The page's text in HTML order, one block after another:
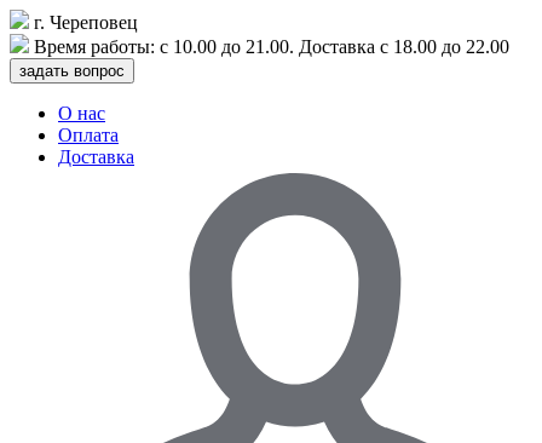
г. Череповец
Время работы: с 10.00 до 21.00. Доставка с 18.00 до 22.00
задать вопрос
О нас
Оплата
Доставка